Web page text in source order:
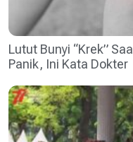
Lutut Bunyi “Krek”
Panik, Ini Kata Dokter